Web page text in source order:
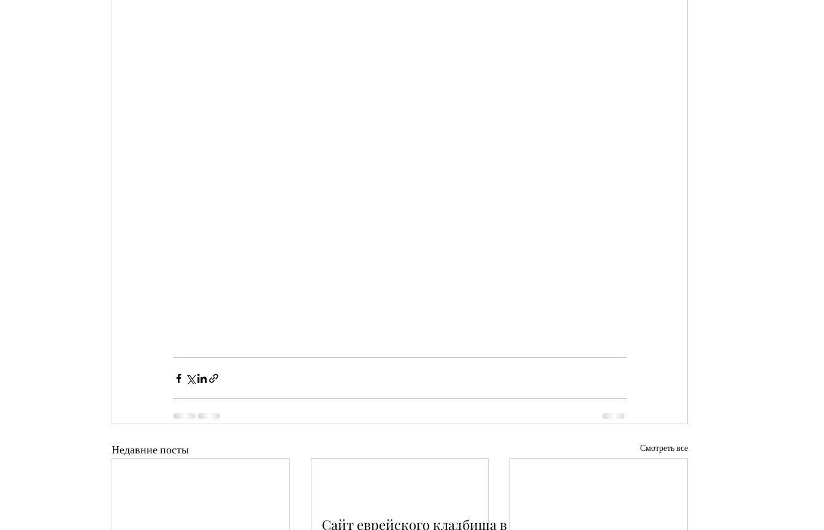
Недавние посты Смотреть все
Сайт еврейского кладбища в